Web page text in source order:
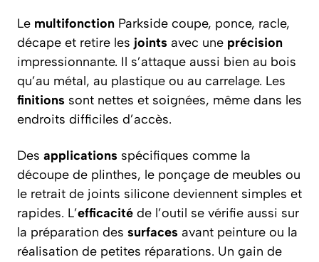
Le multifonction Parkside coupe, ponce, racle,
décape et retire les joints avec une précision
impressionnante. Il s’attaque aussi bien au bois
qu’au métal, au plastique ou au carrelage. Les
finitions sont nettes et soignées, même dans les
endroits difficiles d’accès.
Des applications spécifiques comme la
découpe de plinthes, le ponçage de meubles ou
le retrait de joints silicone deviennent simples et
rapides. L’efficacité de l’outil se vérifie aussi sur
la préparation des surfaces avant peinture ou la
réalisation de petites réparations. Un gain de